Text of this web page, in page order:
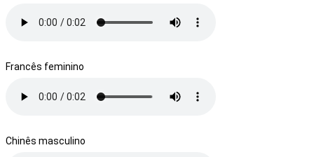
Francês feminino
Chinês masculino